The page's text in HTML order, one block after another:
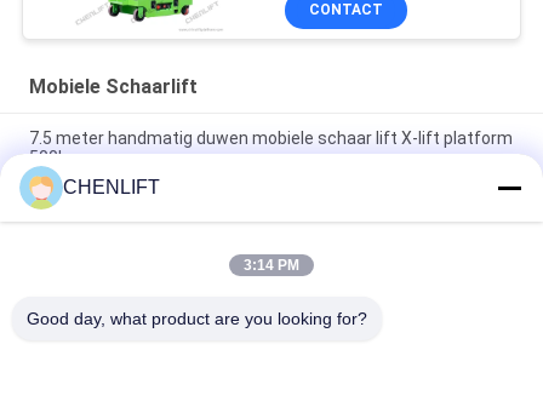
CONTACT
Mobiele Schaarlift
7.5 meter handmatig duwen mobiele schaar lift X-lift platform
500kg
14M Kleine Elektrische Schaarhoogwerker Met Gemotoriseerd
Apparaat Laadvermogen Van 450Kg
Mini Handbediende 3,9 Meter Hoogwerkplatform met Anti-Slip
CHENLIFT
3:14 PM
Good day, what product are you looking for?